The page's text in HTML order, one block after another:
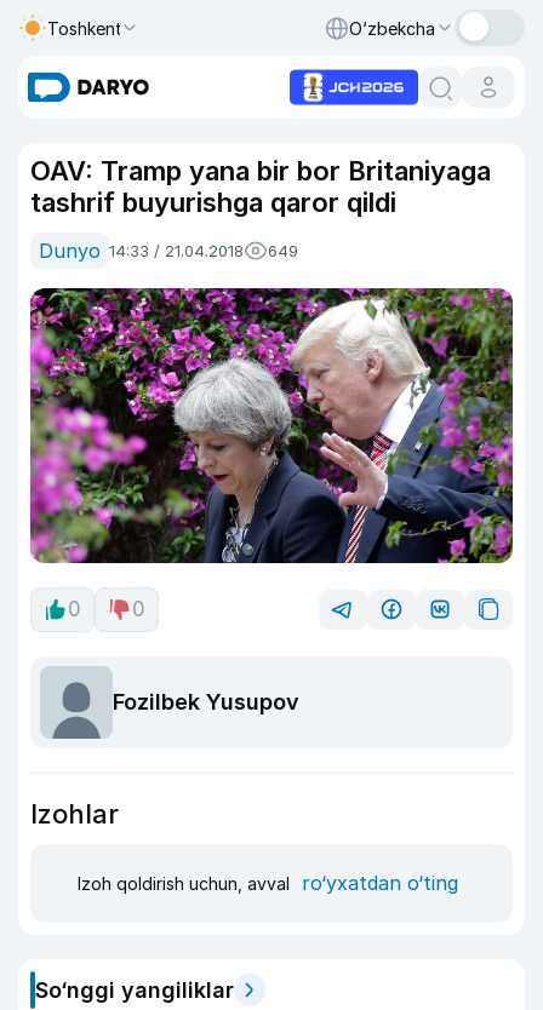
Toshkent O‘zbekcha
OAV: Tramp yana bir bor Britaniyaga
tashrif buyurishga qaror qildi
Dunyo 14:33 / 21.04.2018 649
0 0
Fozilbek Yusupov
Izohlar
Izoh qoldirish uchun, avval ro‘yxatdan o‘ting
So‘nggi yangiliklar